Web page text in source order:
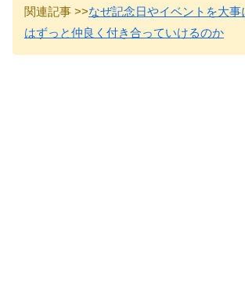
関連記事 >>なぜ記念日やイベントを大
はずっと仲良く付き合っていけるのか